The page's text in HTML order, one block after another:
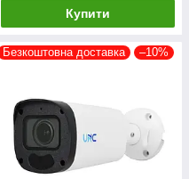
Купити
Безкоштовна доставка –10%